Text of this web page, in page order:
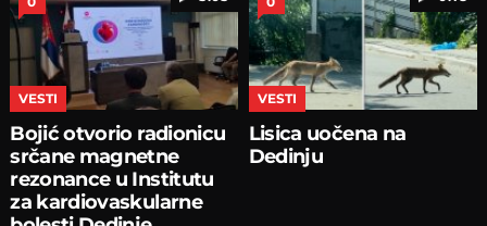
VESTI
Bojić otvorio radionicu
srčane magnetne
rezonance u Institutu
za kardiovaskularne
VESTI
Lisica uočena na
Dedinju